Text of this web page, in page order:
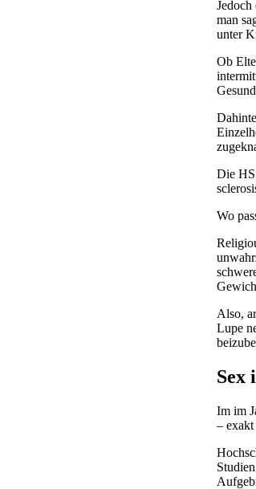
man
unter
Ob
Die
Wo
Also,
Lupe
Sex
Im im
– exakt